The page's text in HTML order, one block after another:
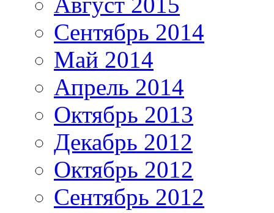
Сентябрь 2014
Май 2014
Апрель 2014
Октябрь 2013
Декабрь 2012
Октябрь 2012
Сентябрь 2012